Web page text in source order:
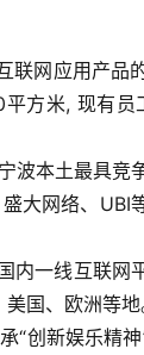
联网应用产品
方米, 现有员
波本土最具竞
大网络、UBI
内一线互联网
国、欧洲等地
“创新娱乐精神